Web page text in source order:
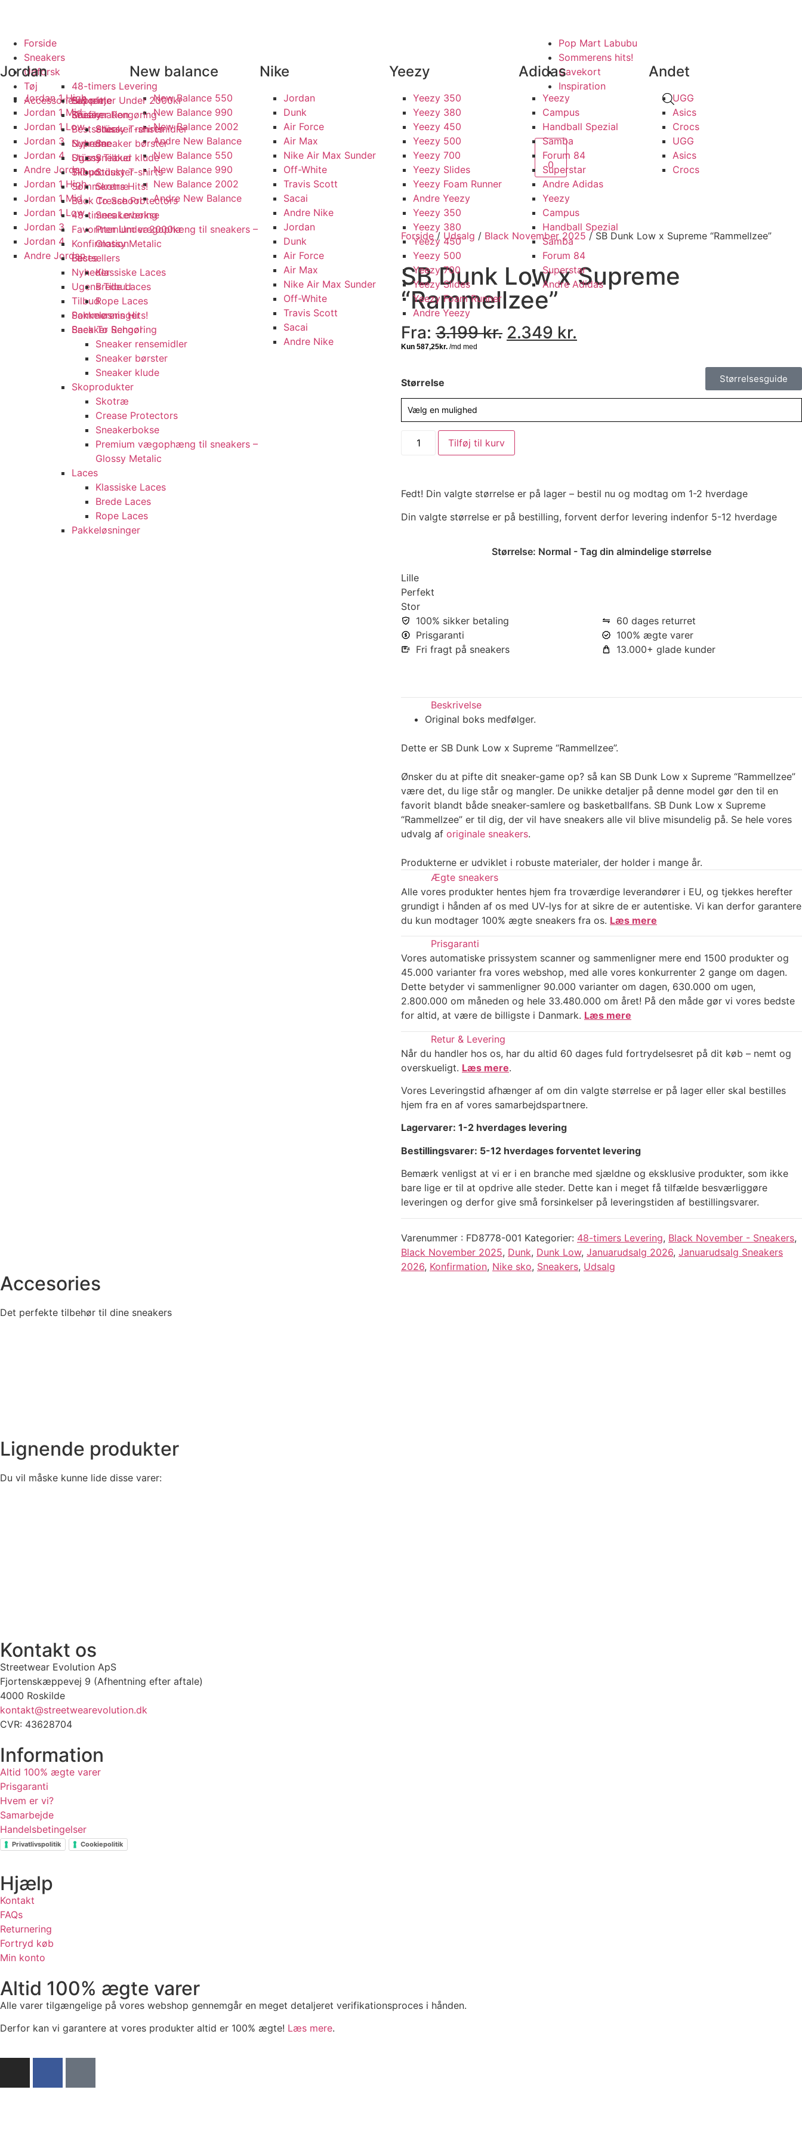
Forside
Sneakers
Jordan
Jordan 1 High
Jordan 1 Mid
Jordan 1 Low
Jordan 3
Jordan 4
Andre Jordan
Jordan 1 High
Jordan 1 Mid
Jordan 1 Low
Jordan 3
Jordan 4
Andre Jordan
New balance
New Balance 550
New Balance 990
New Balance 2002
Andre New Balance
New Balance 550
New Balance 990
New Balance 2002
Andre New Balance
Nike
Jordan
Dunk
Air Force
Air Max
Nike Air Max Sunder
Off-White
Travis Scott
Sacai
Andre Nike
Jordan
Dunk
Air Force
Air Max
Nike Air Max Sunder
Off-White
Travis Scott
Sacai
Andre Nike
Yeezy
Yeezy 350
Yeezy 380
Yeezy 450
Yeezy 500
Yeezy 700
Yeezy Slides
Yeezy Foam Runner
Andre Yeezy
Yeezy 350
Yeezy 380
Yeezy 450
Yeezy 500
Yeezy 700
Yeezy Slides
Yeezy Foam Runner
Andre Yeezy
Adidas
Yeezy
Campus
Handball Spezial
Samba
Forum 84
Superstar
Andre Adidas
Yeezy
Campus
Handball Spezial
Samba
Forum 84
Superstar
Andre Adidas
Andet
UGG
Asics
Crocs
UGG
Asics
Crocs
Udforsk
48-timers Levering
Favoritter Under 2000kr
Konfirmation
Bestsellers
Nyheder
Ugens Tilbud
Tilbud
Sommerens Hits!
Back To School
48-timers Levering
Favoritter Under 2000kr
Konfirmation
Bestsellers
Nyheder
Ugens Tilbud
Tilbud
Sommerens Hits!
Back To School
Tøj
Supreme
Stüssy
Stüssy T-shirts
Supreme
Stüssy
Stüssy T-shirts
Accessories & pleje
Sneaker Rengøring
Sneaker rensemidler
Sneaker børster
Sneaker klude
Skoprodukter
Skotræ
Crease Protectors
Sneakerbokse
Premium vægophæng til sneakers –
Glossy Metalic
Laces
Klassiske Laces
Brede Laces
Rope Laces
Pakkeløsninger
Sneaker Rengøring
Sneaker rensemidler
Sneaker børster
Sneaker klude
Skoprodukter
Skotræ
Crease Protectors
Sneakerbokse
Premium vægophæng til sneakers –
Glossy Metalic
Laces
Klassiske Laces
Brede Laces
Rope Laces
Pakkeløsninger
Pop Mart Labubu
Sommerens hits!
Gavekort
Inspiration
0
Forside/ Udsalg / Black November 2025 / SB Dunk Low x Supreme “Rammellzee”
SB Dunk Low x Supreme
“Rammellzee”
Fra: 3.199kr. 2.349 kr.
Størrelsesguide
Størrelse
Vælg en mulighed
Tilføj til kurv
Fedt! Din valgte størrelse er på lager – bestil nu og modtag om 1-2 hverdage
Din valgte størrelse er på bestilling, forvent derfor levering indenfor 5-12 hverdage
Størrelse: Normal - Tag din almindelige størrelse
Lille
Perfekt
Stor
100% sikker betaling
Prisgaranti
Fri fragt på sneakers
60 dages returret
100% ægte varer
13.000+ glade kunder
Beskrivelse
Original boks medfølger.
Dette er SB Dunk Low x Supreme “Rammellzee”.
Ønsker du at pifte dit sneaker-game op? så kan SB Dunk Low x Supreme “Rammellzee”
være det, du lige står og mangler. De unikke detaljer på denne model gør den til en
favorit blandt både sneaker-samlere og basketballfans. SB Dunk Low x Supreme
“Rammellzee” er til dig, der vil have sneakers alle vil blive misundelig på. Se hele vores
udvalg af originale sneakers.
Produkterne er udviklet i robuste materialer, der holder i mange år.
Ægte sneakers
Alle vores produkter hentes hjem fra troværdige leverandører i EU, og tjekkes herefter
grundigt i hånden af os med UV-lys for at sikre de er autentiske. Vi kan derfor garantere
du kun modtager 100% ægte sneakers fra os. Læs mere
Prisgaranti
Vores automatiske prissystem scanner og sammenligner mere end 1500 produkter og
45.000 varianter fra vores webshop, med alle vores konkurrenter 2 gange om dagen.
Dette betyder vi sammenligner 90.000 varianter om dagen, 630.000 om ugen,
2.800.000 om måneden og hele 33.480.000 om året! På den måde gør vi vores bedste
for altid, at være de billigste i Danmark. Læs mere
Retur & Levering
Når du handler hos os, har du altid 60 dages fuld fortrydelsesret på dit køb – nemt og
overskueligt. Læs mere.
Vores Leveringstid afhænger af om din valgte størrelse er på lager eller skal bestilles
hjem fra en af vores samarbejdspartnere.
Lagervarer: 1-2 hverdages levering
Bestillingsvarer: 5-12 hverdages forventet levering
Bemærk venligst at vi er i en branche med sjældne og eksklusive produkter, som ikke
bare lige er til at opdrive alle steder. Dette kan i meget få tilfælde besværliggøre
leveringen og derfor give små forsinkelser på leveringstiden af bestillingsvarer.
Varenummer FD8778-001 Kategorier 48-timers Levering, Black November - Sneakers,
Black November 2025, Dunk, Dunk Low, Januarudsalg 2026, Januarudsalg Sneakers
2026, Konfirmation, Nike sko, Sneakers, Udsalg
Accesories
Det perfekte tilbehør til dine sneakers
Lignende produkter
Du vil måske kunne lide disse varer:
Kontakt os
Streetwear Evolution ApS
Fjortenskæppevej 9 (Afhentning efter aftale)
4000 Roskilde
kontakt@streetwearevolution.dk
CVR: 43628704
Information
Altid 100% ægte varer
Prisgaranti
Hvem er vi?
Samarbejde
Handelsbetingelser
Privatlivspolitik Cookiepolitik
Hjælp
Kontakt
FAQs
Returnering
Fortryd køb
Min konto
Altid 100% ægte varer
Alle varer tilgængelige på vores webshop gennemgår en meget detaljeret verifikationsproces i hånden.
Derfor kan vi garantere at vores produkter altid er 100% ægte! Læs mere.